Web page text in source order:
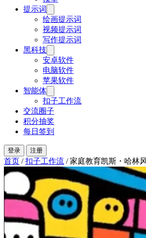
提示词
绘画提示词
视频提示词
写作提示词
黑科技
安卓软件
电脑软件
苹果软件
智能体
扣子工作流
交流圈子
积分抽奖
每日签到
登录 注册
首页 / 扣子工作流 / 家庭教育凯斯・哈林